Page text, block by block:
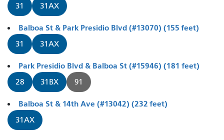
31 31AX
Balboa St & Park Presidio Blvd (#13070) (155 feet)
31 31AX
Park Presidio Blvd & Balboa St (#15946) (181 feet)
28 31BX 91
Balboa St & 14th Ave (#13042) (232 feet)
31AX